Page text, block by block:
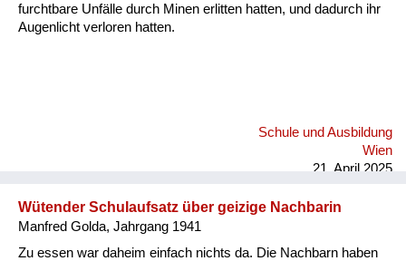
furchtbare Unfälle durch Minen erlitten hatten, und dadurch ihr
Augenlicht verloren hatten.
Schule und Ausbildung
Wien
21. April 2025
Wütender Schulaufsatz über geizige Nachbarin
Manfred Golda, Jahrgang 1941
Zu essen war daheim einfach nichts da. Die Nachbarn haben